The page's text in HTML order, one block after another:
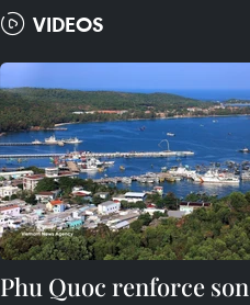
VIDEOS
Phu Quoc renforce son